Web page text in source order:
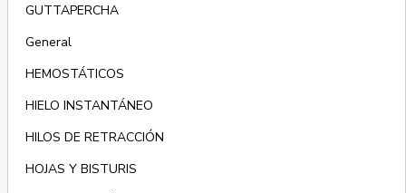
GUTTAPERCHA
General
HEMOSTÁTICOS
HIELO INSTANTÁNEO
HILOS DE RETRACCIÓN
HOJAS Y BISTURIS